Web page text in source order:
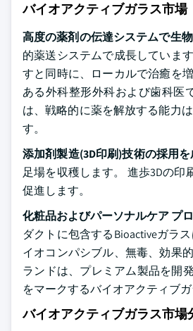
バイオアクティブガラス市場
高度の薬剤の伝達システムで生
的薬送システムで成長していま
すと同時に、ローカルで治癒を
ある外科整形外科および歯科医
は、戦略的に薬を解放する能力
す。
添加剤製造(3D印刷)技術の採用
足場を収穫します。 進歩3Dの
促進します。
化粧品およびパーソナルケア プ
ダクトに包含するBioactiveガラ
イオコンパシブル、無毒、効果
ランドは、プレミアム製品を開
をマークするバイオアクティブガ
バイオアクティブガラス市場